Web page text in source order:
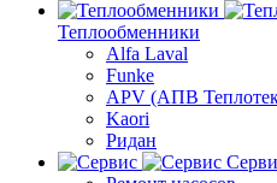
Теплообменники
Alfa Laval
Funke
APV (АПВ
Kaori
Ридан